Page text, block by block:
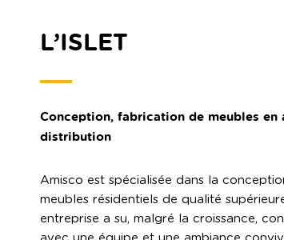
L’ISLET
Conception, fabrication de meubles en
distribution
Amisco est spécialisée dans la
meubles résidentiels de qualité
entreprise a su, malgré la croissance,